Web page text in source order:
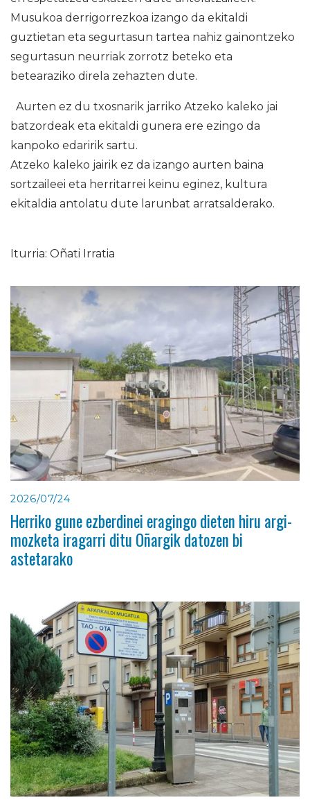
Musukoa derrigorrezkoa izango da ekitaldi
guztietan eta segurtasun tartea nahiz gainontzeko
segurtasun neurriak zorrotz beteko eta
betearaziko direla zehazten dute.
Aurten ez du txosnarik jarriko Atzeko kaleko jai
batzordeak eta ekitaldi gunera ere ezingo da
kanpoko edaririk sartu.
Atzeko kaleko jairik ez da izango aurten baina
sortzaileei eta herritarrei keinu eginez, kultura
ekitaldia antolatu dute larunbat arratsalderako.
Iturria: Oñati Irratia
2026/07/24
Herriko gune ezberdinei eragingo dieten hiru argi-
mozketa iragarri ditu Oñargik datozen bi
astetarako